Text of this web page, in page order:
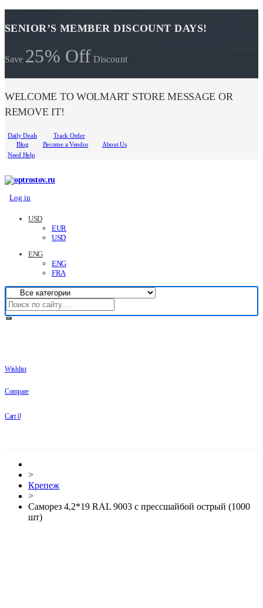
SENIOR’S MEMBER DISCOUNT DAYS!
Save 25% Off Discount
WELCOME TO WOLMART STORE MESSAGE OR
REMOVE IT!
Daily Deals
Track Order
Blog
Become a Vendor
About Us
Need Help
Log in
USD
EUR
USD
ENG
ENG
FRA
Wishlist
Compare
Cart 0
>
Крепеж
>
Саморез 4,2*19 RAL 9003 c прессшайбой острый (1000
шт)